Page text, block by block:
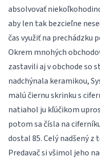
absolvovať
aby len tak bezcieľne
čas využiť na prechádzku
Okrem mnohých
zastavili aj v obchode so
nadchýnala keramikou,
malú čiernu skrinku s
natiahol ju kľúčikom
potom sa čísla na
dostal 85. Celý nadšený z
Predavač si všimol jeho